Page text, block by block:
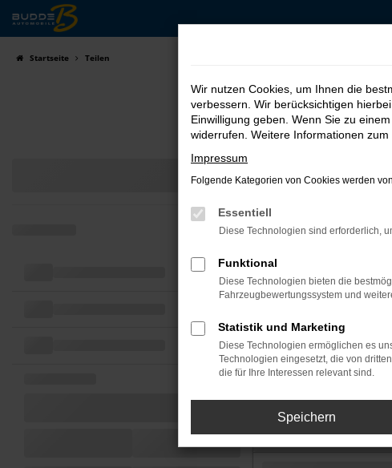
Zum
Hauptinhalt
springen
Startseite Teilen
Wir nutzen Cookies, um Ihnen die
verbessern. Wir berücksichtigen
Einwilligung geben. Wenn Sie zu
widerrufen. Weitere Informationen
Impressum
Folgende Kategorien von Cookies werden
Essentiell
Diese Technologien sind erforderlich,
Funktional
Diese Technologien bieten die
Fahrzeugbewertungssystem und
Statistik und Marketing
Diese Technologien ermöglichen es
Technologien eingesetzt, die von
die für Ihre Interessen relevant sind.
Speichern